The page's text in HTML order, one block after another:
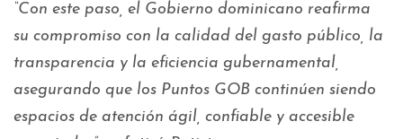
“Con este paso, el Gobierno dominicano reafirma
su compromiso con la calidad del gasto público, la
transparencia y la eficiencia gubernamental,
asegurando que los Puntos GOB continúen siendo
espacios de atención ágil, confiable y accesible